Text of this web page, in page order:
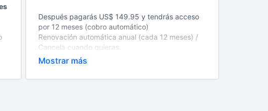
Después pagarás US$ 149.95 y tendrás acceso
por 12 meses (cobro automático)
Renovación automática anual (cada 12 meses) /
Cancela cuando quieras.
Lo que necesitas para ser tu mejor versión, todo
sábado 6am, más de 15 programas grabados